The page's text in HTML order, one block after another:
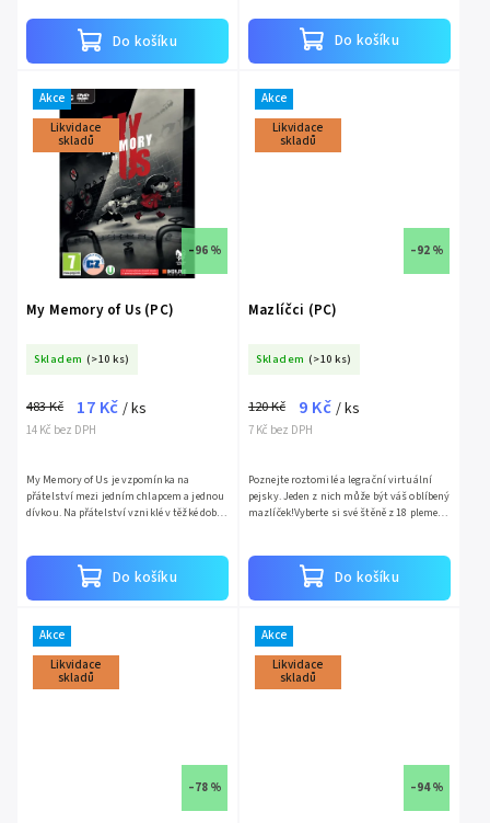
Do košíku Do košíku
Akce
Likvidace
skladů
–96 %
My Memory of Us (PC)
Skladem (>10 ks)
14 Kč bez DPH
483 Kč 17 Kč / ks
Do košíku
My Memory of Us je vzpomínka na
přátelství mezi jedním chlapcem a jednou
dívkou. Na přátelství vzniklé v těžké době.
Akce
Likvidace
skladů
–92 %
Mazlíčci (PC)
Skladem (>10 ks)
7 Kč bez DPH
120 Kč 9 Kč / ks
Do košíku
Poznejte roztomilé a legrační virtuální
pejsky. Jeden z nich může být váš oblíbený
mazlíček!Vyberte si své štěně z 18 plemen,
Akce
Likvidace
skladů
–78 %
Akce
Likvidace
skladů
–94 %